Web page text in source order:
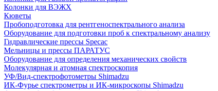
Колонки для ВЭЖХ
Кюветы
Пробоподготовка для рентгеноспектрального анализа
Оборудование для подготовки проб к спектральному анализу
Гидравлические прессы Specac
Мельницы и прессы ПАРАТУС
Оборудование для определения механических свойств
Молекулярная и атомная спектроскопия
УФ/Вид-спектрофотометры Shimadzu
ИК-Фурье спектрометры и ИК-микроскопы Shimadzu